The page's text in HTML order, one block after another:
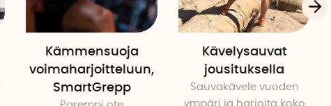
Kämmensuoja
voimaharjoitteluun,
SmartGrepp
Kävelysauvat
jousituksella
Sauvakävele vuoden
ympäri ja harjoita koko